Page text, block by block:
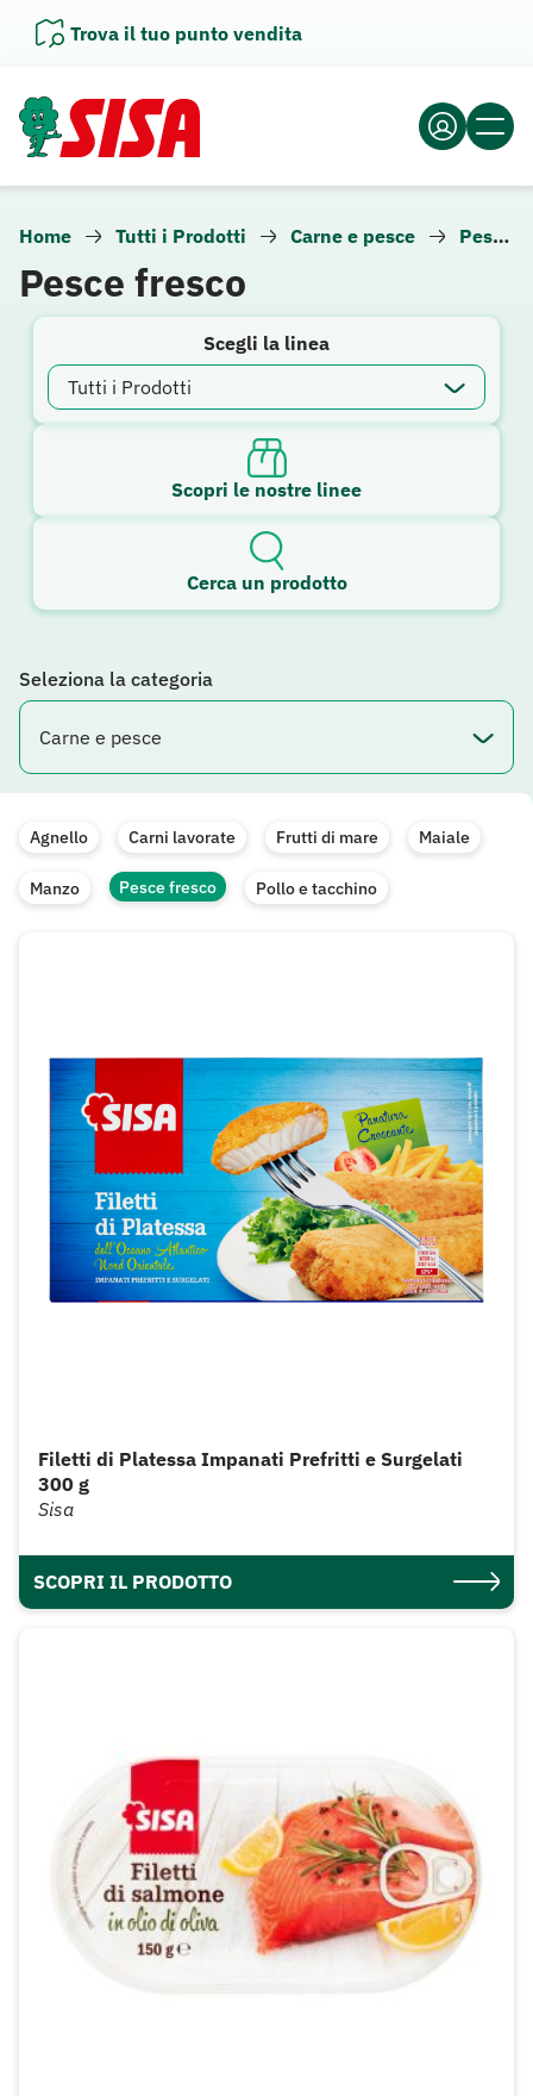
Trova il tuo punto vendita
Home Tutti i Prodotti Carne e pesce Pesce fresco
Pesce fresco
Scegli la linea
Scopri le nostre linee
Cerca un prodotto
Seleziona la categoria
Agnello Carni lavorate Frutti di mare Maiale
Manzo Pesce fresco Pollo e tacchino
Filetti di Platessa Impanati Prefritti e Surgelati
300 g
Sisa
SCOPRI IL PRODOTTO